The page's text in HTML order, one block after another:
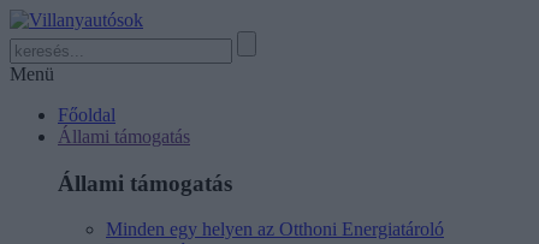
Menü
Főoldal
Állami támogatás
Állami támogatás
Minden egy helyen az Otthoni Energiatároló